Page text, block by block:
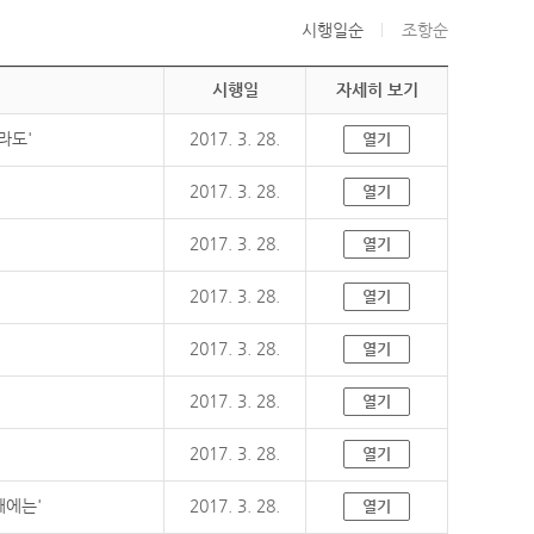
시행일순 조항순
시행일 자세히 보기
도' 2017. 3. 28. 열기
2017. 3. 28. 열기
2017. 3. 28. 열기
2017. 3. 28. 열기
2017. 3. 28. 열기
2017. 3. 28. 열기
2017. 3. 28. 열기
에는' 2017. 3. 28. 열기